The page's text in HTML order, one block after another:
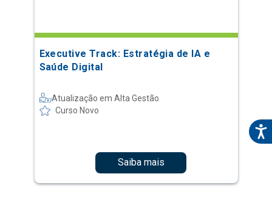
Executive Track: Estratégia de IA e
Saúde Digital
Atualização em Alta Gestão
Curso Novo
Saiba mais